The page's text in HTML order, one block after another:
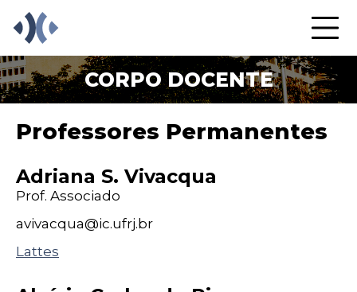
CORPO DOCENTE
Professores Permanentes
Adriana S. Vivacqua
Prof. Associado
avivacqua@ic.ufrj.br
Lattes